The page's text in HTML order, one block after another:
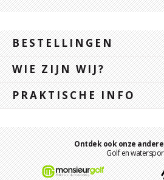
BESTELLINGEN
WIE ZIJN WIJ?
PRAKTISCHE INFO
Ontdek ook onze
Golf en